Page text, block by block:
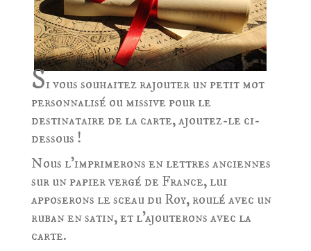
Si vous souhaitez rajouter un petit mot
personnalisé ou missive pour le
destinataire de la carte, ajoutez-le ci-
dessous !
Nous l'imprimerons en lettres anciennes
sur un papier vergé de France, lui
apposerons le sceau du Roy, roulé avec un
ruban en satin, et l'ajouterons avec la
carte.